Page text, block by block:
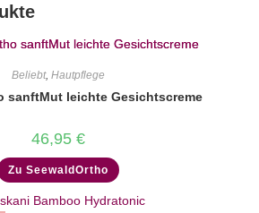
Beliebt, Hautpflege
sanftMut leichte Gesichtscreme
46,95 €
Zu SeewaldOrtho